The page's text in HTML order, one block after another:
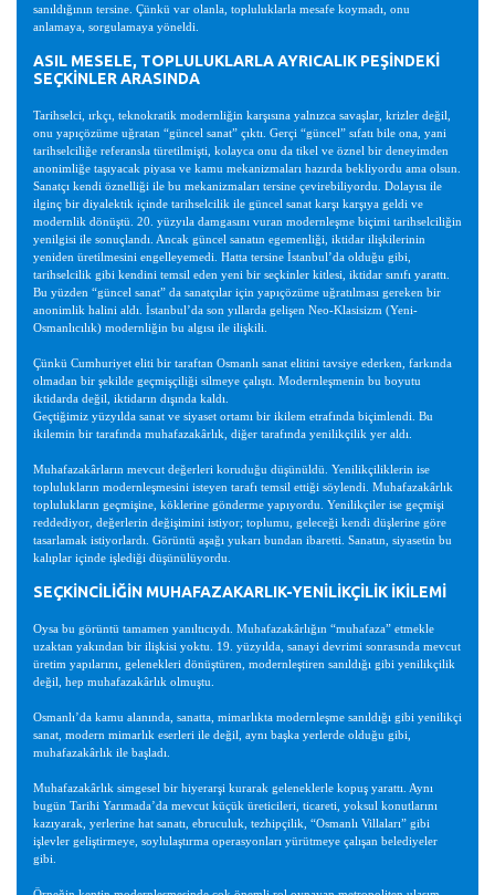
sanıldığının tersine. Çünkü var olanla, topluluklarla mesafe koymadı, onu
anlamaya, sorgulamaya yöneldi.
ASIL MESELE, TOPLULUKLARLA AYRICALIK PEŞİNDEKİ
SEÇKİNLER ARASINDA
Tarihselci, ırkçı, teknokratik modernliğin karşısına yalnızca savaşlar, krizler değil,
onu yapıçözüme uğratan “güncel sanat” çıktı. Gerçi “güncel” sıfatı bile ona, yani
tarihselciliğe referansla türetilmişti, kolayca onu da tikel ve öznel bir deneyimden
anonimliğe taşıyacak piyasa ve kamu mekanizmaları hazırda bekliyordu ama olsun.
Sanatçı kendi öznelliği ile bu mekanizmaları tersine çevirebiliyordu. Dolayısı ile
ilginç bir diyalektik içinde tarihselcilik ile güncel sanat karşı karşıya geldi ve
modernlik dönüştü. 20. yüzyıla damgasını vuran modernleşme biçimi tarihselciliğin
yenilgisi ile sonuçlandı. Ancak güncel sanatın egemenliği, iktidar ilişkilerinin
yeniden üretilmesini engelleyemedi. Hatta tersine İstanbul’da olduğu gibi,
tarihselcilik gibi kendini temsil eden yeni bir seçkinler kitlesi, iktidar sınıfı yarattı.
Bu yüzden “güncel sanat” da sanatçılar için yapıçözüme uğratılması gereken bir
anonimlik halini aldı. İstanbul’da son yıllarda gelişen Neo-Klasisizm (Yeni-
Osmanlıcılık) modernliğin bu algısı ile ilişkili.
Çünkü Cumhuriyet eliti bir taraftan Osmanlı sanat elitini tavsiye ederken, farkında
olmadan bir şekilde geçmişçiliği silmeye çalıştı. Modernleşmenin bu boyutu
iktidarda değil, iktidarın dışında kaldı.
Geçtiğimiz yüzyılda sanat ve siyaset ortamı bir ikilem etrafında biçimlendi. Bu
ikilemin bir tarafında muhafazakârlık, diğer tarafında yenilikçilik yer aldı.
Muhafazakârların mevcut değerleri koruduğu düşünüldü. Yenilikçiliklerin ise
toplulukların modernleşmesini isteyen tarafı temsil ettiği söylendi. Muhafazakârlık
toplulukların geçmişine, köklerine gönderme yapıyordu. Yenilikçiler ise geçmişi
reddediyor, değerlerin değişimini istiyor; toplumu, geleceği kendi düşlerine göre
tasarlamak istiyorlardı. Görüntü aşağı yukarı bundan ibaretti. Sanatın, siyasetin bu
kalıplar içinde işlediği düşünülüyordu.
SEÇKİNCİLİĞİN MUHAFAZAKARLIK-YENİLİKÇİLİK İKİLEMİ
Oysa bu görüntü tamamen yanıltıcıydı. Muhafazakârlığın “muhafaza” etmekle
uzaktan yakından bir ilişkisi yoktu. 19. yüzyılda, sanayi devrimi sonrasında mevcut
üretim yapılarını, gelenekleri dönüştüren, modernleştiren sanıldığı gibi yenilikçilik
değil, hep muhafazakârlık olmuştu.
Osmanlı’da kamu alanında, sanatta, mimarlıkta modernleşme sanıldığı gibi yenilikçi
sanat, modern mimarlık eserleri ile değil, aynı başka yerlerde olduğu gibi,
muhafazakârlık ile başladı.
Muhafazakârlık simgesel bir hiyerarşi kurarak geleneklerle kopuş yarattı. Aynı
bugün Tarihi Yarımada’da mevcut küçük üreticileri, ticareti, yoksul konutlarını
kazıyarak, yerlerine hat sanatı, ebruculuk, tezhipçilik, “Osmanlı Villaları” gibi
işlevler geliştirmeye, soylulaştırma operasyonları yürütmeye çalışan belediyeler
gibi.